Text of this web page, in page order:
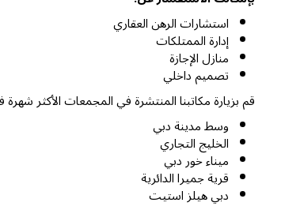
استشارات الرهن العقاري
إدارة الممتلكات
منازل الإجازة
تصميم داخلي
قم بزيارة مكاتبنا المنتشرة في المجمعات الأكثر
وسط مدينة دبي
الخليج التجاري
ميناء خور دبي
قرية جميرا الدائرية
دبي هيلز استيت